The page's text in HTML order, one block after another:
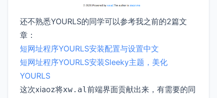
还不熟悉YOURLS的同学可以参考我之前的2篇文
章：
短网址程序YOURLS安装配置与设置中文
短网址程序YOURLS安装Sleeky主题，美化
YOURLS
这次xiaoz将xw.al前端界面贡献出来，有需要的同